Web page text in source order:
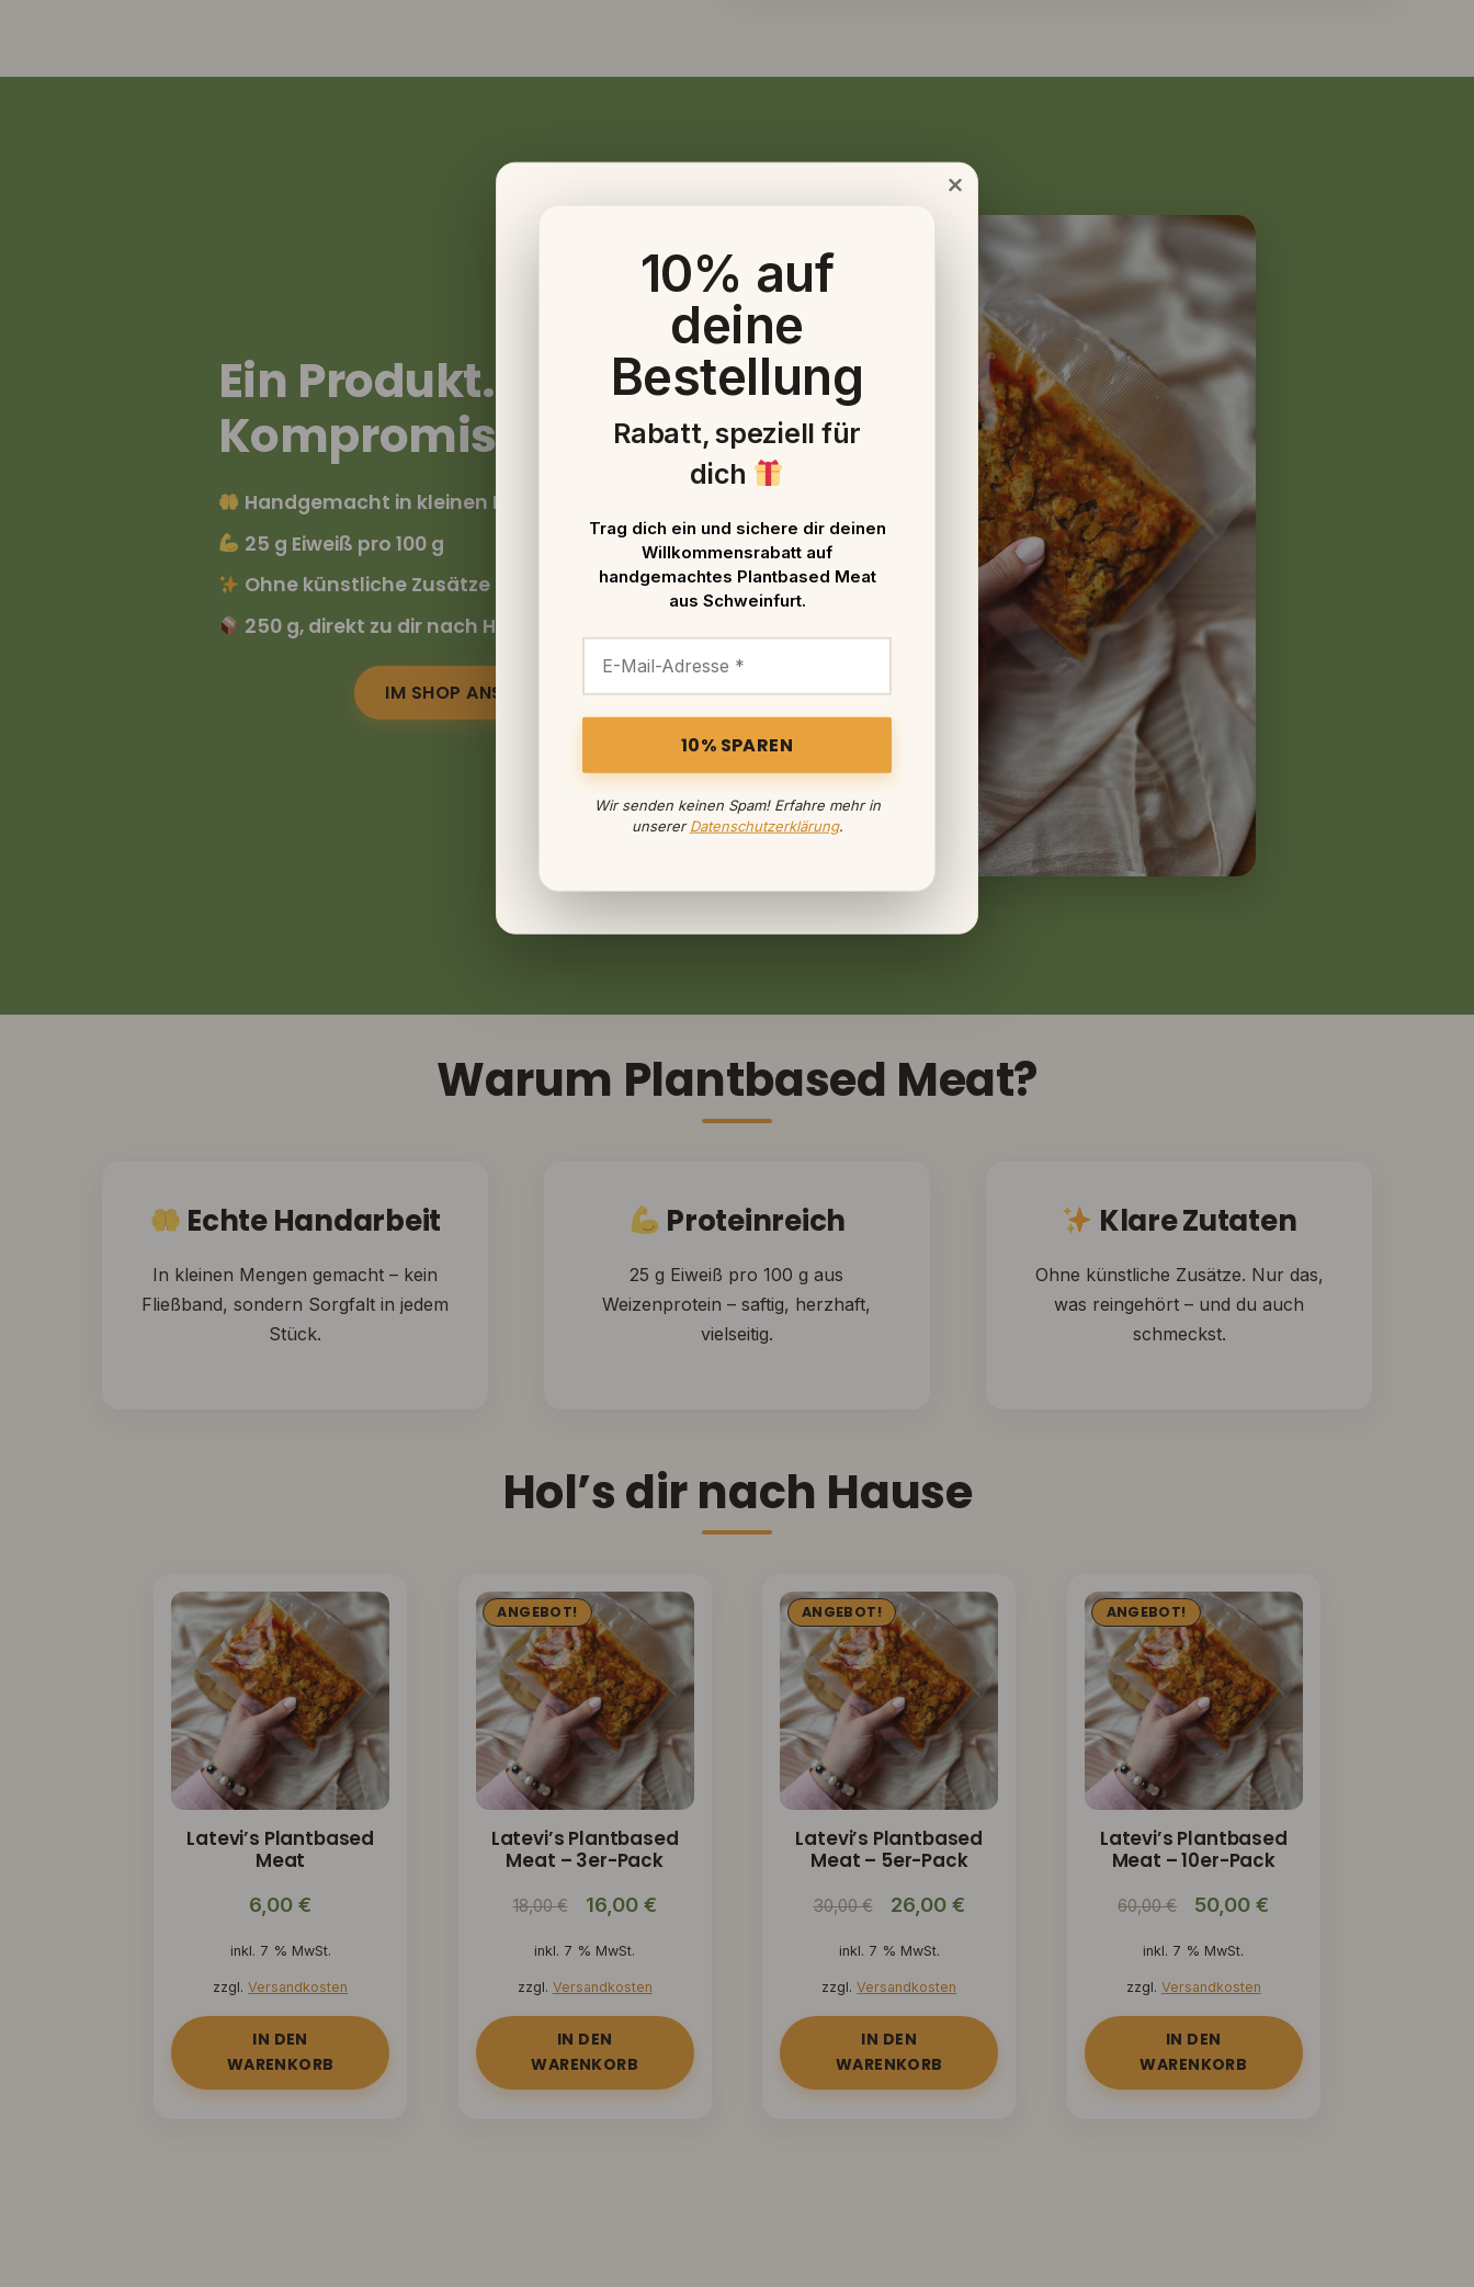
Ein Produkt.
Kompromisslos gut.
Handgemacht in kleinen Mengen
25 g Eiweiß pro 100 g
Ohne künstliche Zusätze
250 g, direkt zu dir nach Hause
IM SHOP ANSEHEN
Warum Plantbased Meat?
Echte Handarbeit
In kleinen Mengen gemacht – kein
Fließband, sondern Sorgfalt in jedem
Stück.
Proteinreich
25 g Eiweiß pro 100 g aus
Weizenprotein – saftig, herzhaft,
vielseitig.
Klare Zutaten
Ohne künstliche Zusätze. Nur das,
was reingehört – und du auch
schmeckst.
Hol’s dir nach Hause
Latevi’s Plantbased
Meat
6,00€
inkl. 7 % MwSt.
zzgl.Versandkosten
IN DEN
WARENKORB
Latevi’s Plantbased
Meat – 3er-Pack
ANGEBOT!
18,00€
Ursprünglicher
16,00 €Aktueller
inkl. 7 % MwSt.
zzgl. Versandkosten
IN DEN
WARENKORB
Latevi’s Plantbased
Meat – 5er-Pack
ANGEBOT!
30,00€
Ursprünglicher
26,00 €Aktueller
inkl. 7 % MwSt.
zzgl.Versandkosten
IN DEN
WARENKORB
Latevi’s Plantbased
Meat – 10er-Pack
ANGEBOT!
60,00€
Ursprünglicher
50,00€
inkl. 7 % MwSt.
zzgl. Versandkosten
IN DEN
WARENKORB
10% auf
deine
Bestellung
Rabatt, speziell für
dich
Trag dich ein und sichere dir deinen
Willkommensrabatt auf
handgemachtes Plantbased Meat
aus Schweinfurt.
Wir senden keinen Spam! Erfahre mehr in
unsererDatenschutzerklärung.